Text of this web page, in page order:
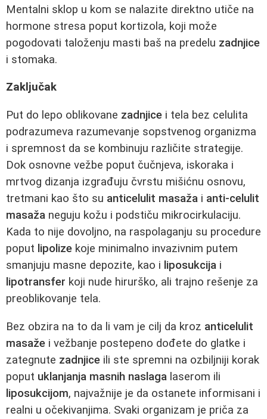
Mentalni sklop u kom se nalazite direktno utiče na
hormone stresa poput kortizola, koji može
pogodovati taloženju masti baš na predelu zadnjice
i stomaka.
Zaključak
Put do lepo oblikovane zadnjice i tela bez celulita
podrazumeva razumevanje sopstvenog organizma
i spremnost da se kombinuju različite strategije.
Dok osnovne vežbe poput čučnjeva, iskoraka i
mrtvog dizanja izgrađuju čvrstu mišićnu osnovu,
tretmani kao što su anticelulit masaža i anti-celulit
masaža neguju kožu i podstiču mikrocirkulaciju.
Kada to nije dovoljno, na raspolaganju su procedure
poput lipolize koje minimalno invazivnim putem
smanjuju masne depozite, kao i liposukcija i
lipotransfer koji nude hirurško, ali trajno rešenje za
preoblikovanje tela.
Bez obzira na to da li vam je cilj da kroz anticelulit
masaže i vežbanje postepeno dođete do glatke i
zategnute zadnjice ili ste spremni na ozbiljniji korak
poput uklanjanja masnih naslaga laserom ili
liposukcijom, najvažnije je da ostanete informisani i
realni u očekivanjima. Svaki organizam je priča za